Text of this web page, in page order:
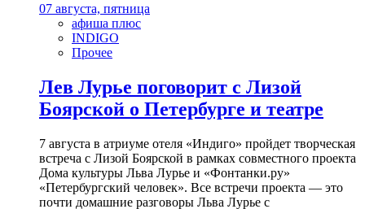
07 августа, пятница
афиша плюс
INDIGO
Прочее
Лев Лурье поговорит с Лизой
Боярской о Петербурге и театре
7 августа в атриуме отеля «Индиго» пройдет творческая
встреча с Лизой Боярской в рамках совместного проекта
Дома культуры Льва Лурье и «Фонтанки.ру»
«Петербургский человек». Все встречи проекта — это
почти домашние разговоры Льва Лурье с